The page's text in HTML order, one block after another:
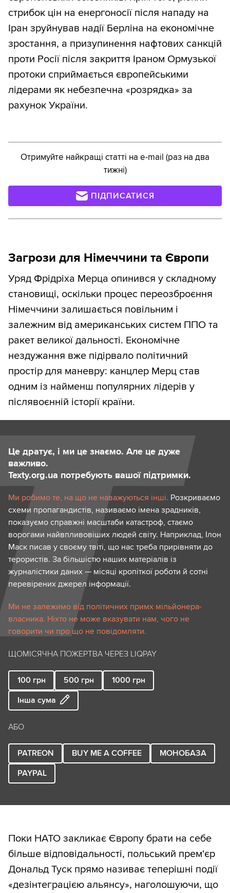
стрибок цін на енергоносії після нападу на
Іран зруйнував надії Берліна на економічне
зростання, а призупинення нафтових санкцій
проти Росії після закриття Іраном Ормузької
протоки сприймається європейськими
лідерами як небезпечна «розрядка» за
рахунок України.
Отримуйте найкращі статті на e-mail (раз на два
тижні)
ПІДПИСАТИСЯ
Загрози для Німеччини та Європи
Уряд Фрідріха Мерца опинився у складному
становищі, оскільки процес переозброєння
Німеччини залишається повільним і
залежним від американських систем ППО та
ракет великої дальності. Економічне
нездужання вже підірвало політичний
простір для маневру: канцлер Мерц став
одним із найменш популярних лідерів у
післявоєнній історії країни.
Це дратує, і ми це знаємо. Але це дуже
важливо.
Texty.org.ua потребують вашої підтримки.
Ми робимо те, на що не наважуються інші. Розкриваємо
схеми пропагандистів, називаємо імена зрадників,
показуємо справжні масштаби катастроф, стаємо
ворогами найвпливовіших людей світу. Наприклад, Ілон
Маск писав у своєму твіті, що нас треба прирівняти до
терористів. За більшістю наших матеріалів із
журналістики даних — місяці кропіткої роботи й сотні
перевірених джерел інформації.
Ми не залежимо від політичних примх мільйонера-
власника. Ніхто не може вказувати нам, чого не
говорити чи про що не повідомляти.
ЩОМІСЯЧНА ПОЖЕРТВА ЧЕРЕЗ LIQPAY
100 грн 500 грн 1000 грн
Інша сума
АБО
PATREON BUY ME A COFFEE
МОНОБАЗА
PAYPAL
Поки НАТО закликає Європу брати на себе
більше відповідальності, польський прем'єр
Дональд Туск прямо називає теперішні події
«дезінтеграцією альянсу», наголошуючи, що